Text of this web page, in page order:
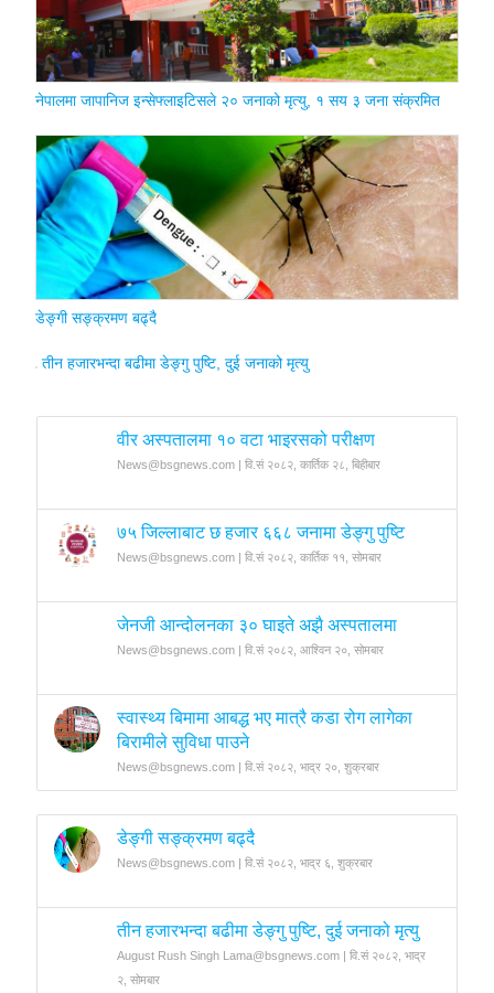
नेपालमा जापानिज इन्सेफ्लाइटिसले २० जनाको मृत्यु, १ सय ३ जना संक्रमित
डेङ्गी सङ्क्रमण बढ्दै
तीन हजारभन्दा बढीमा डेङ्गु पुष्टि, दुई जनाको मृत्यु
वीर अस्पतालमा १० वटा भाइरसको परीक्षण
News@bsgnews.com | वि.सं २०८२, कार्तिक २८, बिहीबार
७५ जिल्लाबाट छ हजार ६६८ जनामा डेङ्गु पुष्टि
News@bsgnews.com | वि.सं २०८२, कार्तिक ११, सोमबार
जेनजी आन्दोलनका ३० घाइते अझै अस्पतालमा
News@bsgnews.com | वि.सं २०८२, आश्विन २०, सोमबार
स्वास्थ्य बिमामा आबद्ध भए मात्रै कडा रोग लागेका
बिरामीले सुविधा पाउने
News@bsgnews.com | वि.सं २०८२, भाद्र २०, शुक्रबार
डेङ्गी सङ्क्रमण बढ्दै
News@bsgnews.com | वि.सं २०८२, भाद्र ६, शुक्रबार
तीन हजारभन्दा बढीमा डेङ्गु पुष्टि, दुई जनाको मृत्यु
August Rush Singh Lama@bsgnews.com | वि.सं २०८२, भाद्र
२, सोमबार